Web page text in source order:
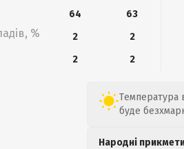
%
64
63
2
2
2
2
Температура
буде
Народні